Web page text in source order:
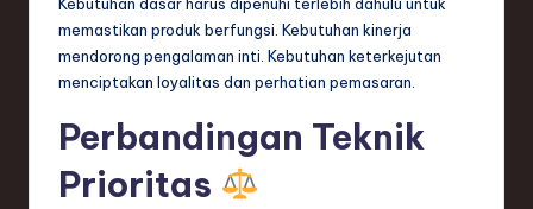
Kebutuhan dasar harus dipenuhi terlebih dahulu untuk
memastikan produk berfungsi. Kebutuhan kinerja
mendorong pengalaman inti. Kebutuhan keterkejutan
menciptakan loyalitas dan perhatian pemasaran.
Perbandingan Teknik
Prioritas